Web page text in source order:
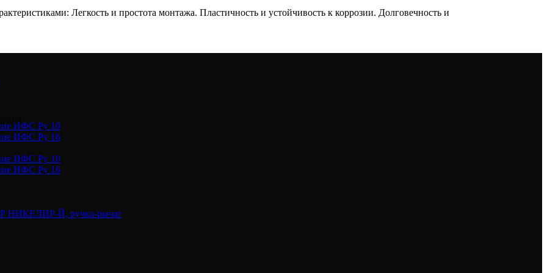
ИФС Ру 10
ИФС Ру 16
ИФС Ру 10
ИФС Ру 16
НИКЕЛИР-Й, ручка-рычаг
Легкость и простота монтажа. Пластичность и устойчивость к коррозии. Долговечность и
209